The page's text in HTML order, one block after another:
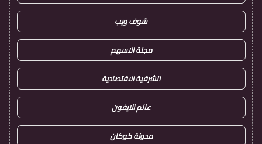
شوف ويب
مجلة الاسهم
الشرقية الاقتصادية
عالم الايفون
مدونة كوكان